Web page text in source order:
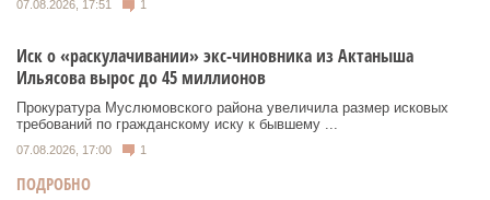
07.08.2026, 17:51 1
Иск о «раскулачивании» экс-чиновника из Актаныша
Ильясова вырос до 45 миллионов
Прокуратура Муслюмовского района увеличила размер исковых
требований по гражданскому иску к бывшему ...
07.08.2026, 17:00 1
ПОДРОБНО